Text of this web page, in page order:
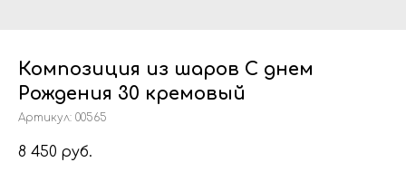
Композиция из шаров С днем
Рождения 30 кремовый
Артикул: 00565
8 450 руб.